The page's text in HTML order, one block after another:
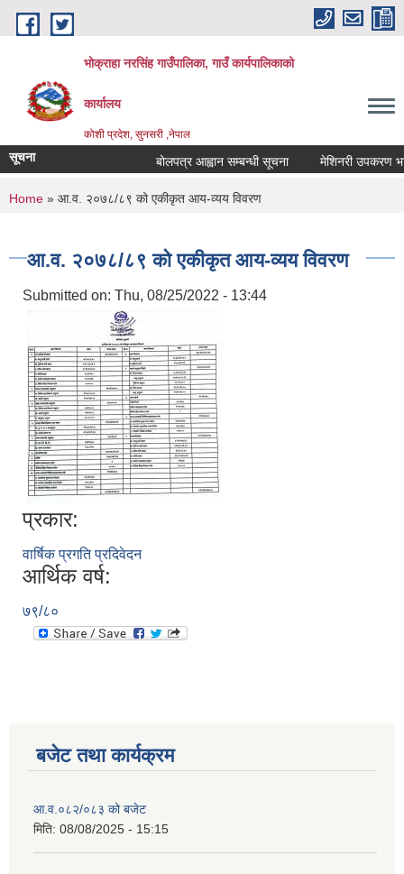
Skip to main content
भोक्राहा नरसिंह गाउँपालिका, गाउँ कार्यपालिकाको
कार्यालय
कोशी प्रदेश, सुनसरी ,नेपाल
सूचना बोलपत्र आह्वान सम्बन्धी सूचना मेशिनरी उपकरण
You are here
Home » आ.व. २०७८/८९ को एकीकृत आय-व्यय विवरण
आ.व. २०७८/८९ को एकीकृत आय-व्यय विवरण
Submitted on: Thu, 08/25/2022 - 13:44
प्रकार:
वार्षिक प्रगति प्रदिवेदन
आर्थिक वर्ष:
७९/८०
बजेट तथा कार्यक्रम
आ.व.०८२/०८३ को बजेट
मिति: 08/08/2025 - 15:15